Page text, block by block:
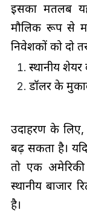
इसका मतलब
मौलिक रूप से
निवेशकों को दो
स्थानीय शेयर
डॉलर के
उदाहरण के
बढ़ सकता है।
तो एक अमेरिकी
स्थानीय बाजार
है।